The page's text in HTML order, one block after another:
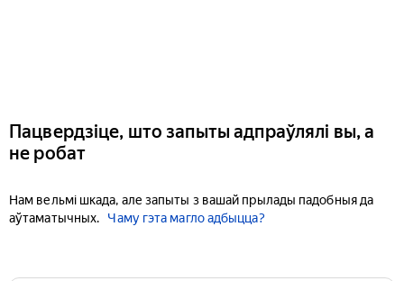
Пацвердзіце, што запыты адпраўлялі вы, а
не робат
Нам вельмі шкада, але запыты з вашай прылады падобныя да
аўтаматычных.
Чаму гэта магло адбыцца?